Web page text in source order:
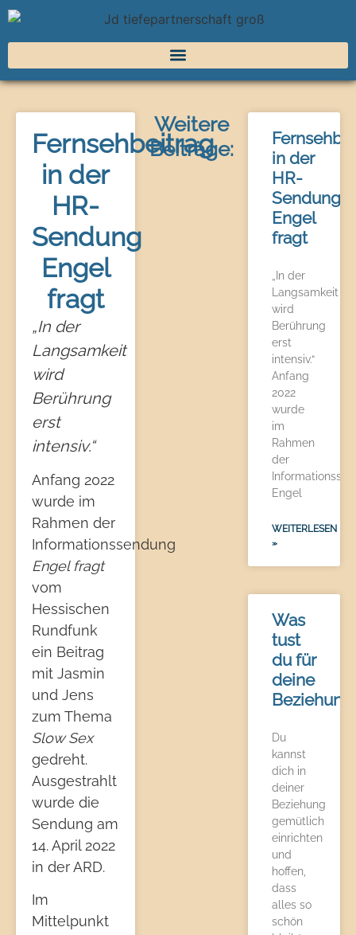
Fernsehbeitrag
in der
HR-
Sendung
Engel
fragt
„In der
Langsamkeit
wird
Berührung
erst
intensiv.“
Anfang 2022
wurde im
Rahmen der
Informationssendung
Engel fragt
vom
Hessischen
Rundfunk
ein Beitrag
mit Jasmin
und Jens
zum Thema
Slow Sex
gedreht.
Ausgestrahlt
wurde die
Sendung am
14. April 2022
in der ARD.
Im
Mittelpunkt
Weitere
Beiträge:
in der
HR-
Sendung
Engel
fragt
„In der
Langsamkeit
wird
Berührung
erst
intensiv.“
Anfang
2022
wurde
im
Rahmen
der
Engel
WEITERLESEN
»
Was
tust
du für
deine
Du
kannst
dich in
deiner
Beziehung
gemütlich
einrichten
und
hoffen,
dass
alles so
schön